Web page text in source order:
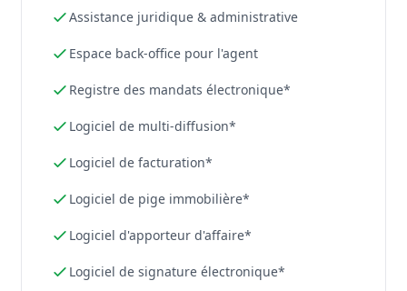
Assistance juridique & administrative
Espace back-office pour l'agent
Registre des mandats électronique*
Logiciel de multi-diffusion*
Logiciel de facturation*
Logiciel de pige immobilière*
Logiciel d'apporteur d'affaire*
Logiciel de signature électronique*